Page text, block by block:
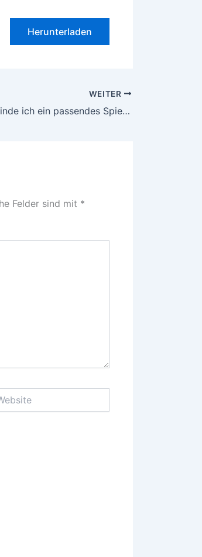
Herunterladen
WEITER
Wie finde ich ein passendes Spiel für meinen Unterricht? – Teil 1: Lernspiele
Felder sind mit *